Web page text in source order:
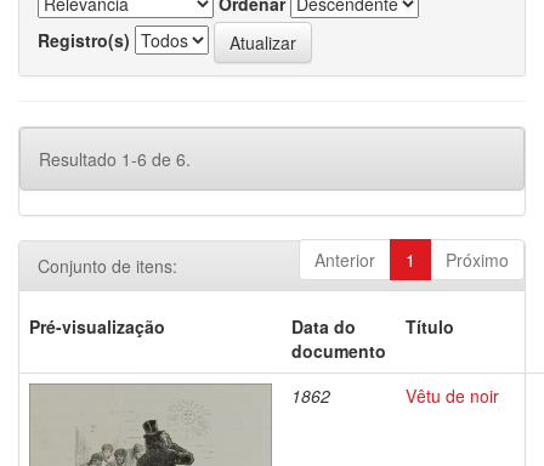
Registro(s)
Resultado 1-6 de 6.
Anterior 1 Próximo
Conjunto de itens:
Pré-visualização
Data do
documento
Título
1862 Vêtu de noir